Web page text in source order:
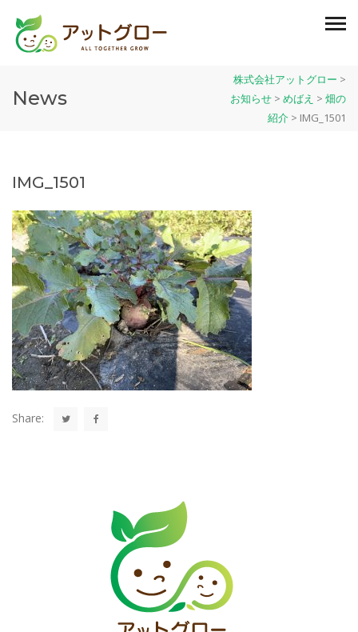
News
株式会社アットグロー >
お知らせ > めばえ > 畑の
紹介 > IMG_1501
IMG_1501
Share: